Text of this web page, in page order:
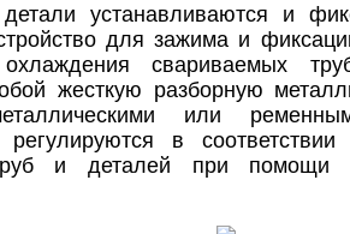
устанавливаются и
для зажима и
свариваемых
жесткую разборную
или
регулируются в
и деталей при помощи